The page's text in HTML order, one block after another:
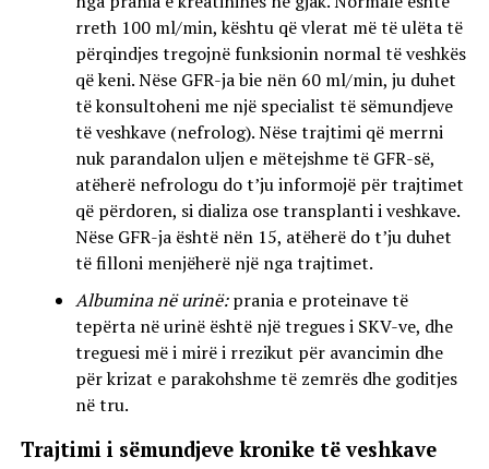
rreth 100 ml/min, kështu që vlerat më të ulëta të
përqindjes tregojnë funksionin normal të veshkës
që keni. Nëse GFR-ja bie nën 60 ml/min, ju duhet
të konsultoheni me një specialist të sëmundjeve
të veshkave (nefrolog). Nëse trajtimi që merrni
nuk parandalon uljen e mëtejshme të GFR-së,
atëherë nefrologu do t’ju informojë për trajtimet
që përdoren, si dializa ose transplanti i veshkave.
Nëse GFR-ja është nën 15, atëherë do t’ju duhet
të filloni menjëherë një nga trajtimet.
Albumina në urinë:prania e proteinave të
tepërta në urinë është një tregues i SKV-ve, dhe
treguesi më i mirë i rrezikut për avancimin dhe
për krizat e parakohshme të zemrës dhe goditjes
në tru.
Trajtimi i sëmundjeve kronike të veshkave